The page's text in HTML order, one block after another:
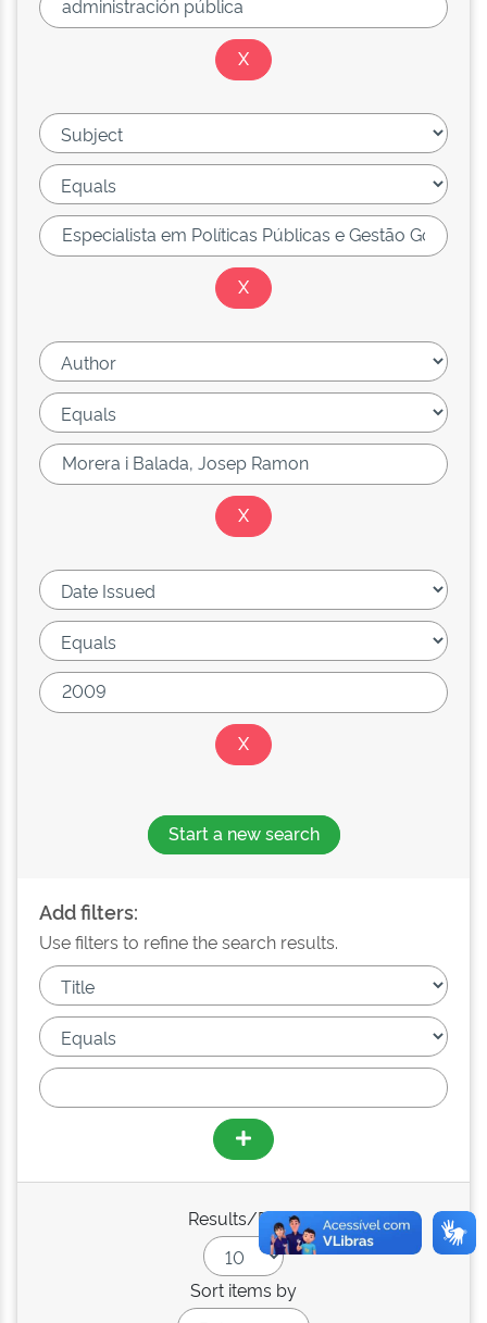
Start a new search
Add filters:
Use filters to refine the search results.
Results/Page
Sort items by